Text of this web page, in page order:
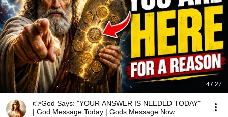
47:27
👉God Says: "YOUR ANSWER IS NEEDED TODAY"
| God Message Today | Gods Message Now